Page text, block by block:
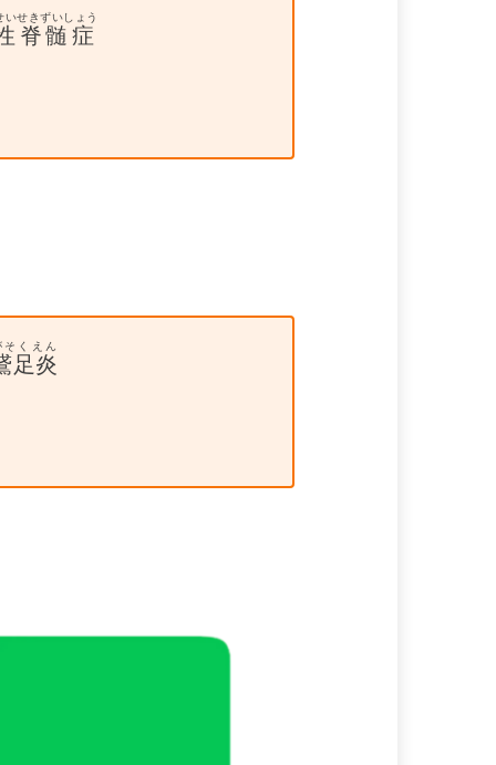
脊髄症
せきずいしょう
足炎
そくえん